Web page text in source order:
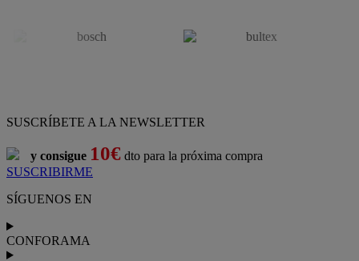
SUSCRÍBETE A LA NEWSLETTER
y consigue 10€ dto para la próxima compra
SUSCRIBIRME
SÍGUENOS EN
CONFORAMA